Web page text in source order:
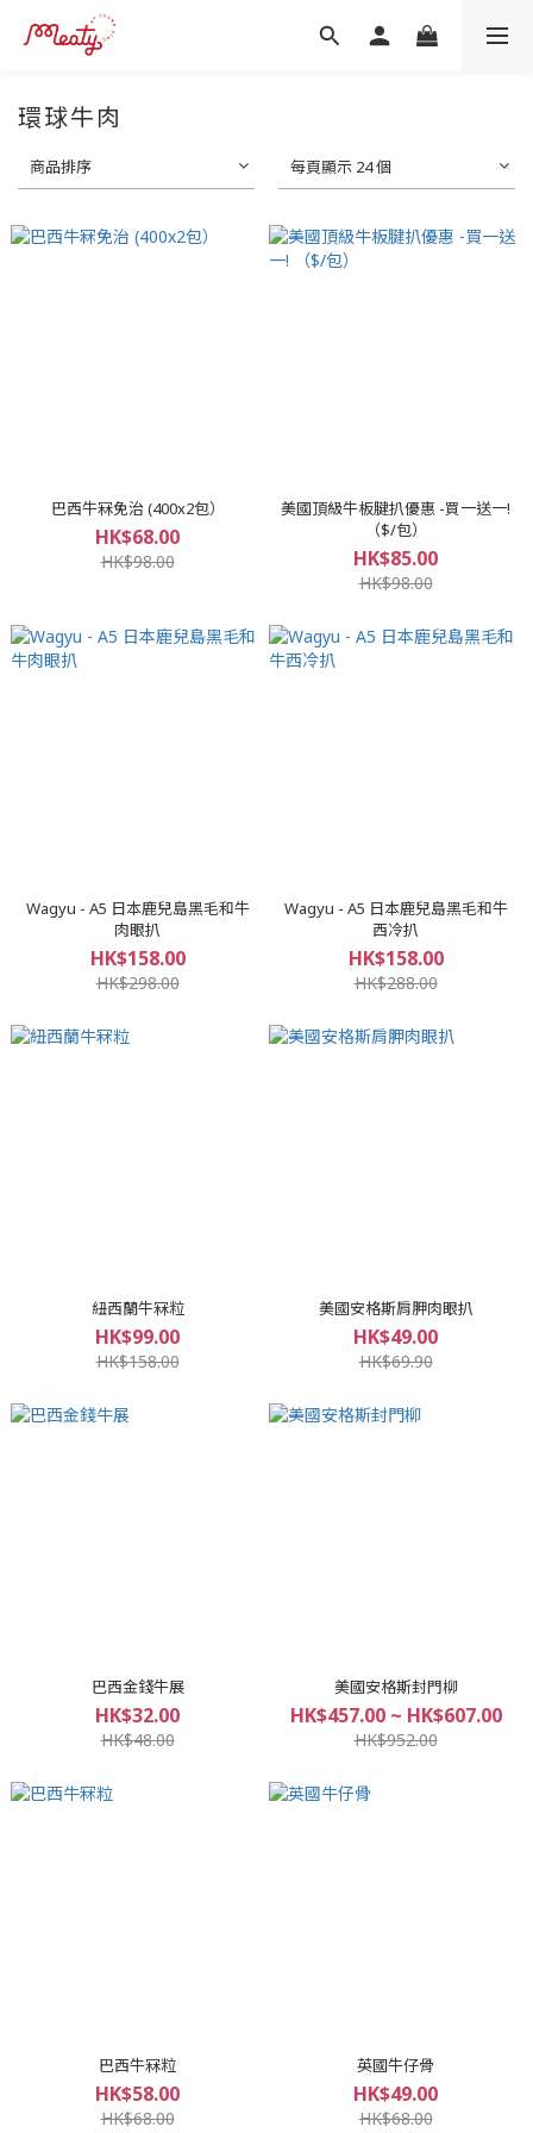
環球牛肉
商品排序 每頁顯示 24 個
巴西牛冧免治 (400x2包）
HK$68.00
HK$98.00
美國頂級牛板腱扒優惠 -買一送一!
（$/包）
HK$85.00
HK$98.00
Wagyu - A5 日本鹿兒島黑毛和牛
肉眼扒
HK$158.00
HK$298.00
Wagyu - A5 日本鹿兒島黑毛和牛
西冷扒
HK$158.00
HK$288.00
紐西蘭牛冧粒
HK$99.00
HK$158.00
美國安格斯肩胛肉眼扒
HK$49.00
HK$69.90
巴西金錢牛展
HK$32.00
HK$48.00
美國安格斯封門柳
HK$457.00 ~ HK$607.00
HK$952.00
巴西牛冧粒
HK$58.00
HK$68.00
英國牛仔骨
HK$49.00
HK$68.00